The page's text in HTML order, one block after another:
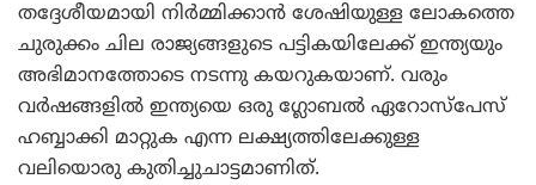
തദ്ദേശീയമായി നിർമ്മിക്കാൻ ശേഷിയുള്ള ലോകത്തെ
ചുരുക്കം ചില രാജ്യങ്ങളുടെ പട്ടികയിലേക്ക് ഇന്ത്യയും
അഭിമാനത്തോടെ നടന്നു കയറുകയാണ്. വരും
വർഷങ്ങളിൽ ഇന്ത്യയെ ഒരു ഗ്ലോബൽ ഏറോസ്‌പേസ്
ഹബ്ബാക്കി മാറ്റുക എന്ന ലക്ഷ്യത്തിലേക്കുള്ള
വലിയൊരു കുതിച്ചുചാട്ടമാണിത്.